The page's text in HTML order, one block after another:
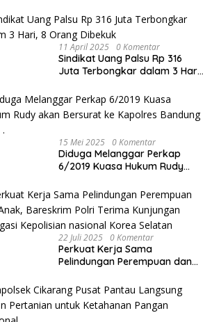
Kota
11 April 2025 0 Komentar
Sindikat Uang Palsu Rp 316
Juta Terbongkar dalam 3 Hari,
15 Mei 2025 0 Komentar
Diduga Melanggar Perkap
6/2019 Kuasa Hukum Rudy
Bandung Kota .
22 Juli 2025 0 Komentar
Perkuat Kerja Sama
Pelindungan Perempuan dan
Kunjungan Delegasi Kepolisian
nasional Korea Selatan